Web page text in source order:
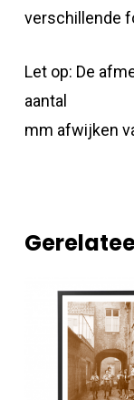
verschillende
Let op: De
aantal
mm afwijken